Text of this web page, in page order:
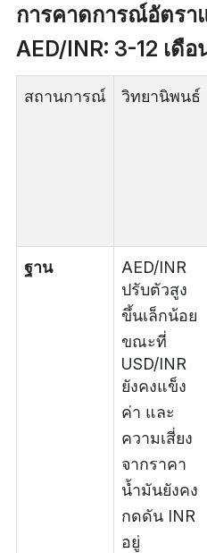
การคาดการณ์อัตรา
AED/INR: 3-12 เดื
สถานการณ์ วิทยานิพนธ์
ฐาน
AED/INR
ปรับตัวสูง
ขึ้นเล็กน้อย
ขณะที่
USD/INR
ยังคงแข็ง
ค่า และ
ความเสี่ยง
จากราคา
น้ำมันยังคง
กดดัน INR
อยู่